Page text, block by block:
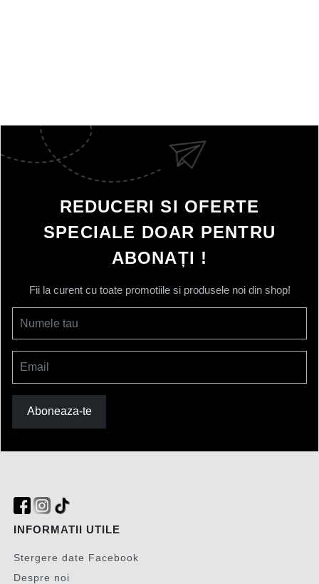
REDUCERI SI OFERTE
SPECIALE DOAR PENTRU
ABONAȚI !
Fii la curent cu toate promotiile si produsele noi din shop!
Numele tau
Email
Aboneaza-te
INFORMATII UTILE
Stergere date Facebook
Despre noi